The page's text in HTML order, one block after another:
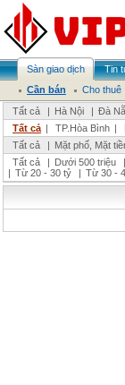
Sàn giao dịch Tin
Cần bán
Cho thuê
Tất cả
| Hà Nội | Đà
Tất cả | TP.Hòa Bình |
Tất cả
| Mặt phố, Mặt
Tất cả
| Dưới 500 triệu |
| Từ 20 - 30 tỷ | Từ 30 -